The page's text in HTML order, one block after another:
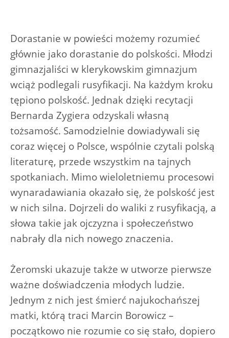
Dorastanie w powieści możemy rozumieć
głównie jako dorastanie do polskości. Młodzi
gimnazjaliści w klerykowskim gimnazjum
wciąż podlegali rusyfikacji. Na każdym kroku
tępiono polskość. Jednak dzięki recytacji
Bernarda Zygiera odzyskali własną
tożsamość. Samodzielnie dowiadywali się
coraz więcej o Polsce, wspólnie czytali polską
literaturę, przede wszystkim na tajnych
spotkaniach. Mimo wieloletniemu procesowi
wynaradawiania okazało się, że polskość jest
w nich silna. Dojrzeli do waliki z rusyfikacją, a
słowa takie jak ojczyzna i społeczeństwo
nabrały dla nich nowego znaczenia.
Żeromski ukazuje także w utworze pierwsze
ważne doświadczenia młodych ludzie.
Jednym z nich jest śmierć najukochańszej
matki, którą traci Marcin Borowicz –
początkowo nie rozumie co się stało, dopiero